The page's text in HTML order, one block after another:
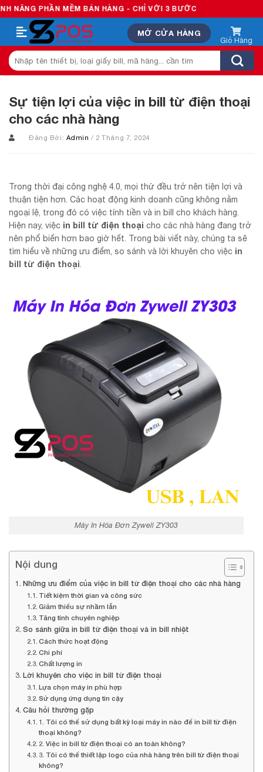
Skip
to
content
MỀM BÁN HÀNG - CHỈ VỚI 3 BƯỚC
MỞ CỬA HÀNG
Tìm
kiếm:
Sự tiện lợi của việc in bill từ điện thoại
cho các nhà hàng
Đăng Bởi: Admin/ 2 Tháng 7, 2024
Trong thời đại công nghệ 4.0, mọi thứ đều trở nên tiện lợi và
thuận tiện hơn. Các hoạt động kinh doanh cũng không nằm
ngoại lệ, trong đó có việc tính tiền và in bill cho khách hàng.
Hiện nay, việc in bill từ điện thoại cho các nhà hàng đang trở
nên phổ biến hơn bao giờ hết. Trong bài viết này, chúng ta sẽ
tìm hiểu về những ưu điểm, so sánh và lời khuyên cho việc in
bill từ điện thoại
Máy In Hóa Đơn Zywell ZY303
Nội dung
Những ưu điểm của việc in bill từ điện thoại cho các nhà hàng
Tiết kiệm thời gian và công sức
Giảm thiểu sự nhầm lẫn
Tăng tính chuyên nghiệp
So sánh giữa in bill từ điện thoại và in bill nhiệt
Cách thức hoạt động
Chi phí
Chất lượng in
Lời khuyên cho việc in bill từ điện thoại
Lựa chọn máy in phù hợp
Sử dụng ứng dụng tin cậy
Câu hỏi thường gặp
1. Tôi có thể sử dụng bất kỳ loại máy in nào để in bill từ điện
thoại không?
2. Việc in bill từ điện thoại có an toàn không?
3. Tôi có thể thiết lập logo của nhà hàng trên bill từ điện thoại
không?